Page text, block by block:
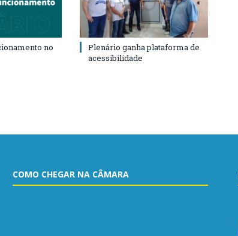
no
Plenário ganha plataforma de
acessibilidade
COMO CHEGAR NA CÂMARA